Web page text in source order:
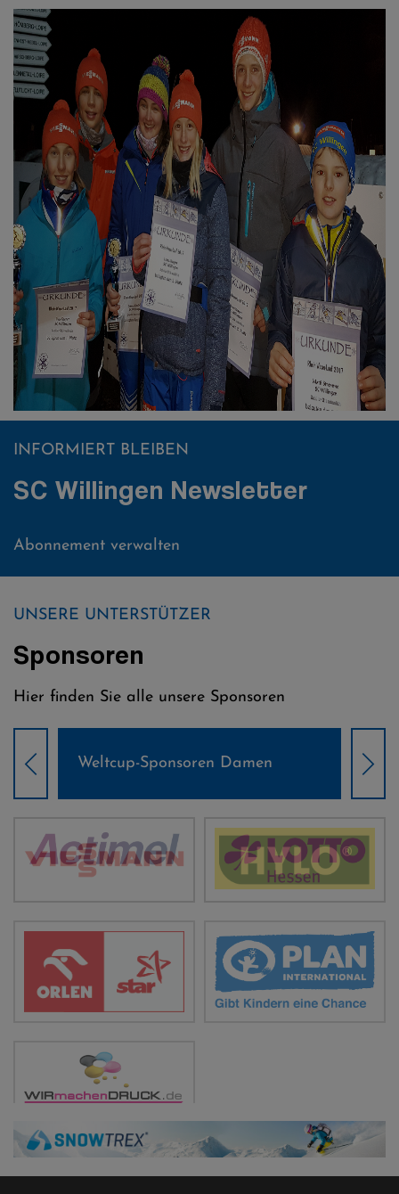
INFORMIERT BLEIBEN
SC Willingen Newsletter
Abonnement verwalten
UNSERE UNTERSTÜTZER
Sponsoren
Hier finden Sie alle unsere Sponsoren
Weltcup-Sponsoren Damen